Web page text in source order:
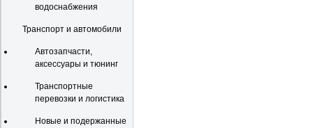
водоснабжения
Транспорт и автомобили
Автозапчасти,
аксессуары и тюнинг
Транспортные
перевозки и логистика
Новые и подержанные